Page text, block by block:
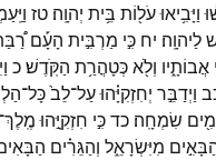
וַיָּבִ֥יאוּעֹל֖וֹת בֵּ֥ית יְהוָֽה׃ טז
לַיהוָֽה׃ יח כִּ֣י מַרְבִּ֣ית הָעָ֡ם
אֲבוֹתָ֑יו וְלֹ֖אכְּטָהֳרַ֥ת הַקֹּֽדֶשׁ׃כ
וַיְדַבֵּ֣ר יְחִזְקִיָּ֗הוּעַל־לֵב֙כָּל־
שִׂמְחָֽה׃ כדכִּ֣י חִזְקִיָּ֣הוּ
מִיִּשְׂרָאֵ֑ל וְהַגֵּרִ֗ים